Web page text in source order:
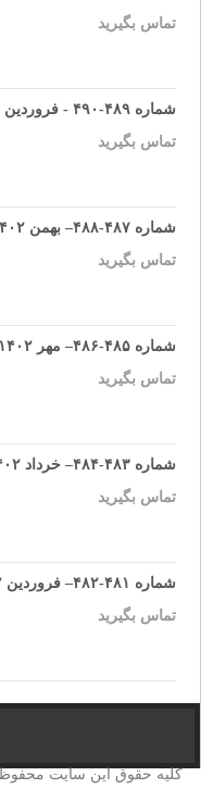
تماس بگیرید
شماره ۴۸۹-۴۹۰ - فروردین ۱۴۰۳
تماس بگیرید
شماره ۴۸۷-۴۸۸– بهمن ۱۴۰۲
تماس بگیرید
شماره ۴۸۵-۴۸۶– مهر ۱۴۰۲
تماس بگیرید
شماره ۴۸۳-۴۸۴– خرداد ۱۴۰۲
تماس بگیرید
شماره ۴۸۱-۴۸۲– فروردین ۱۴۰۲
تماس بگیرید
کلیه حقوق این سایت محفوظ